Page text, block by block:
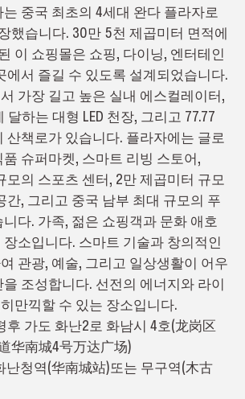
중국 최초의 4세대 완다 플라자로
했습니다. 30만 5천 제곱미터 면적에
이 쇼핑몰은 쇼핑, 다이닝, 엔터테인
에서 즐길 수 있도록 설계되었습니다.
가장 길고 높은 실내 에스컬레이터,
하는 대형 LED 천장, 그리고 77.77
산책로가 있습니다. 플라자에는 글로
슈퍼마켓, 스마트 리빙 스토어,
모의 스포츠 센터, 2만 제곱미터 규모
간, 그리고 중국 남부 최대 규모의 푸
다. 가족, 젊은 쇼핑객과 문화 애호
소입니다. 스마트 기술과 창의적인
관광, 예술, 그리고 일상생활이 어우
조성합니다. 선전의 에너지와 라이
만끽할 수 있는 장소입니다.
후 가도 화난2로 화남시 4호(龙岗区
华南城4号万达广场)
난청역(华南城站)또는 무구역(木古